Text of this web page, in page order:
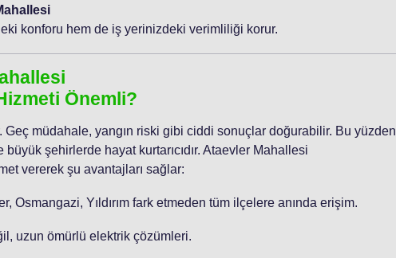
konforu hem de iş yerinizdeki verimliliği korur.
Önemli?
Geç müdahale, yangın riski gibi ciddi sonuçlar doğurabilir. Bu yüzden
büyük şehirlerde hayat kurtarıcıdır. Ataevler Mahallesi
vererek şu avantajları sağlar:
Osmangazi, Yıldırım fark etmeden tüm ilçelere anında erişim.
uzun ömürlü elektrik çözümleri.